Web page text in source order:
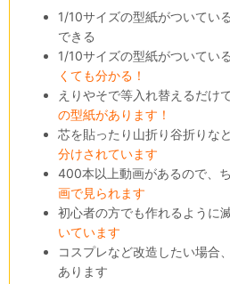
1/10サイズの型紙がついてい
できる
1/10サイズの型紙がついてい
くても分かる！
えりやそで等入れ替えるだけ
の型紙があります！
芯を貼ったり山折り谷折りな
分けされています
400本以上動画があるので、
画で見られます
初心者の方でも作れるように
いています
コスプレなど改造したい場合
あります